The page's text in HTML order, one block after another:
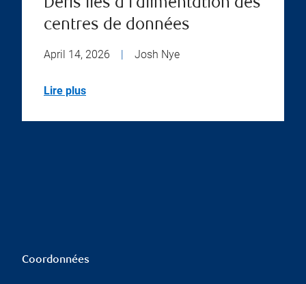
Défis liés à l’alimentation des
centres de données
April 14, 2026 | Josh Nye
Lire plus
Coordonnées